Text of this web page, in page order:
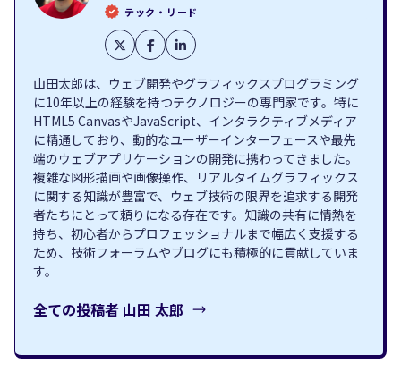
テック・リード
山田太郎は、ウェブ開発やグラフィックスプログラミング
に10年以上の経験を持つテクノロジーの専門家です。特に
HTML5 CanvasやJavaScript、インタラクティブメディア
に精通しており、動的なユーザーインターフェースや最先
端のウェブアプリケーションの開発に携わってきました。
複雑な図形描画や画像操作、リアルタイムグラフィックス
に関する知識が豊富で、ウェブ技術の限界を追求する開発
者たちにとって頼りになる存在です。知識の共有に情熱を
持ち、初心者からプロフェッショナルまで幅広く支援する
ため、技術フォーラムやブログにも積極的に貢献していま
す。
全ての投稿者 山田 太郎